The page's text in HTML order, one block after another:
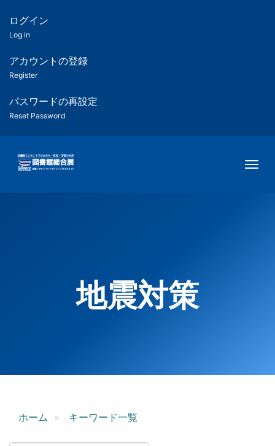
ツ
匿
名
ユ
ー
ー
用
メ
ログイン
Log in
アカウントの登録
Register
パスワードの再設定
Reset Password
地震対策
ホーム キーワード一覧